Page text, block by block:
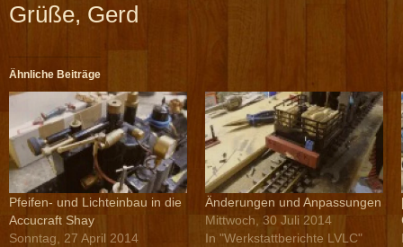
Grüße, Gerd
Ähnliche Beiträge
Pfeifen- und Lichteinbau in die
Accucraft Shay
Sonntag, 27 April 2014
Änderungen und Anpassungen
Mittwoch, 30 Juli 2014
In "Werkstattberichte LVLC"